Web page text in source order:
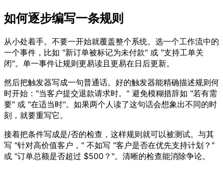
如何逐步编写一条规则
从小处着手。不要一开始就覆盖整个系统。选一个工作流中的
一个事件，比如 "新订单被标记为未付款" 或 "支持工单关
闭"。单一事件让规则更易读且更易在日后更新。
然后把触发器写成一句普通话。好的触发器能精确描述规则何
时开始："当客户提交退款请求时。" 避免模糊措辞如 "若有需
要" 或 "在适当时"。如果两个人读了这句话会想象出不同的时
刻，就要重写它。
接着把条件写成是/否的检查，这样规则就可以被测试。与其
写 "针对高价值客户，" 不如写 "客户是否在优先支持计划？"
或 "订单总额是否超过 $500？"。清晰的检查能消除争论。